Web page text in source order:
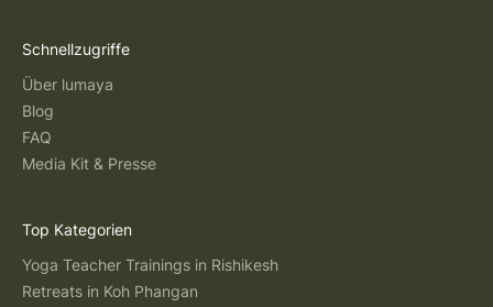
Schnellzugriffe
Über lumaya
Blog
FAQ
Media Kit & Presse
Top Kategorien
Yoga Teacher Trainings in Rishikesh
Retreats in Koh Phangan